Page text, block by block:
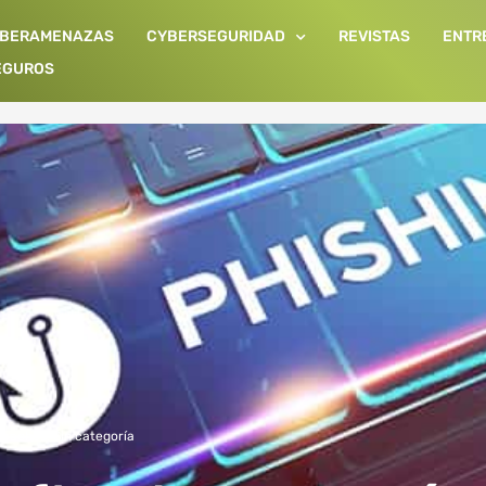
CYBERSEGURIDAD REVISTAS
Sin categoría